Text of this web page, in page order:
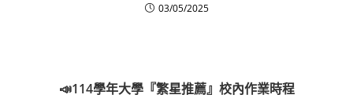
03/05/2025
📣114學年大學『繁星推薦』校內作業時程